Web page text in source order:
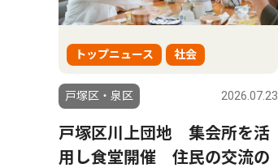
トップニュース 社会
戸塚区・泉区 2026.07.23
戸塚区川上団地 集会所を活
用し食堂開催 住民の交流の